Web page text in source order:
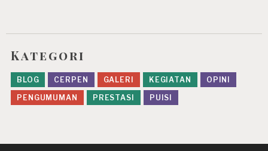
Kategori
BLOG CERPEN GALERI KEGIATAN
OPINI
PENGUMUMAN
PRESTASI PUISI